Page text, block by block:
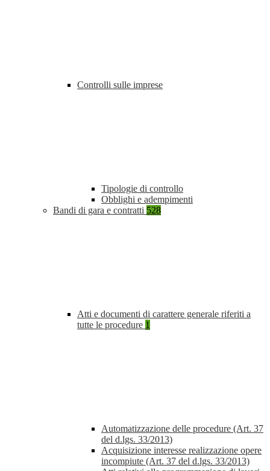
Controlli sulle imprese
Tipologie di controllo
Obblighi e adempimenti
Bandi di gara e contratti 528
Atti e documenti di carattere generale riferiti a
tutte le procedure 1
Automatizzazione delle procedure (Art. 37
del d.lgs. 33/2013)
Acquisizione interesse realizzazione opere
incompiute (Art. 37 del d.lgs. 33/2013)